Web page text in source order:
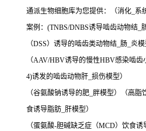
通派生物细胞库为您提供：（消化_系
案例：(TNBS/DNBS诱导啮齿动物结_
（DSS）诱导的啮齿类动物结_肠_炎
（AAV/HBV诱导的慢性HBV感染啮
4)诱发的啮齿动物肝_损伤模型）
（谷氨酸钠诱导的肥_胖模型）（高
食诱导脂肪_肝模型）
（蛋氨酸-胆碱缺乏症（MCD）饮食